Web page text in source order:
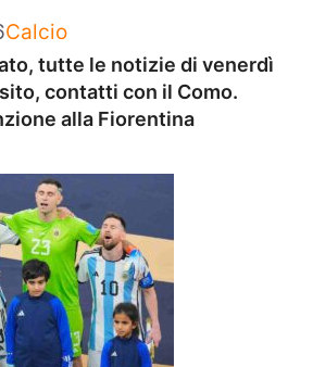
Categorie
Calcio
tutte le notizie di venerdì
contatti con il Como.
alla Fiorentina